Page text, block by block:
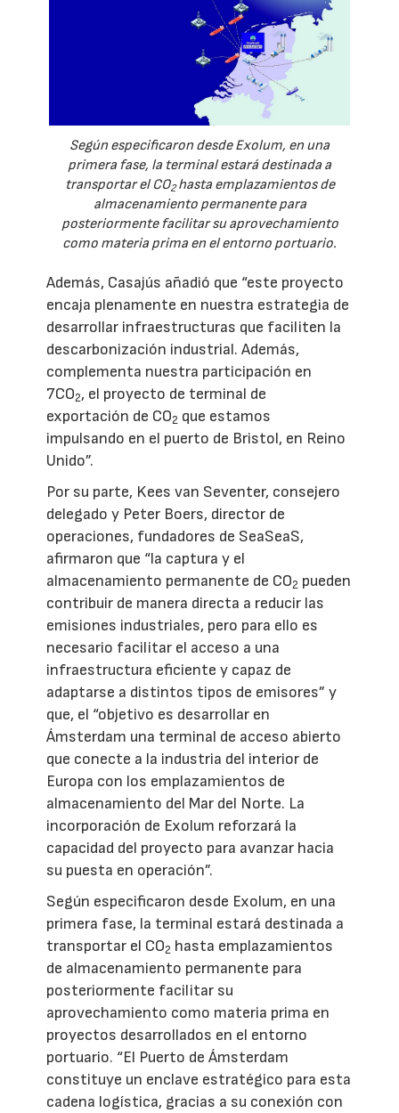
Según especificaron desde Exolum, en una
primera fase, la terminal estará destinada a
transportar el CO2hasta emplazamientos de
almacenamiento permanente para
posteriormente facilitar su aprovechamiento
como materia prima en el entorno portuario.
Además, Casajús añadió que “este proyecto
encaja plenamente en nuestra estrategia de
desarrollar infraestructuras que faciliten la
descarbonización industrial. Además,
complementa nuestra participación en
7CO2, el proyecto de terminal de
exportación de CO2 que estamos
impulsando en el puerto de Bristol, en Reino
Unido”.
Por su parte, Kees van Seventer, consejero
delegado y Peter Boers, director de
operaciones, fundadores de SeaSeaS,
afirmaron que “la captura y el
almacenamiento permanente de CO2 pueden
contribuir de manera directa a reducir las
emisiones industriales, pero para ello es
necesario facilitar el acceso a una
infraestructura eficiente y capaz de
adaptarse a distintos tipos de emisores” y
que, el “objetivo es desarrollar en
Ámsterdam una terminal de acceso abierto
que conecte a la industria del interior de
Europa con los emplazamientos de
almacenamiento del Mar del Norte. La
incorporación de Exolum reforzará la
capacidad del proyecto para avanzar hacia
su puesta en operación”.
Según especificaron desde Exolum, en una
primera fase, la terminal estará destinada a
transportar el CO2 hasta emplazamientos
de almacenamiento permanente para
posteriormente facilitar su
aprovechamiento como materia prima en
proyectos desarrollados en el entorno
portuario. “El Puerto de Ámsterdam
constituye un enclave estratégico para esta
cadena logística, gracias a su conexión con